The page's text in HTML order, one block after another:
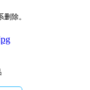
除。